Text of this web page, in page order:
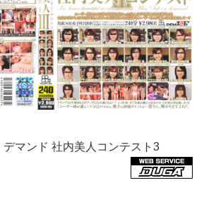
デマンド 社内美人コンテスト3